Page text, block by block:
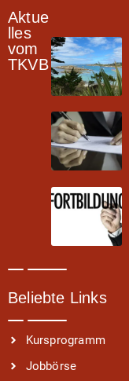
Aktue
lles
vom
TKVB
Beliebte Links
Kursprogramm
Jobbörse